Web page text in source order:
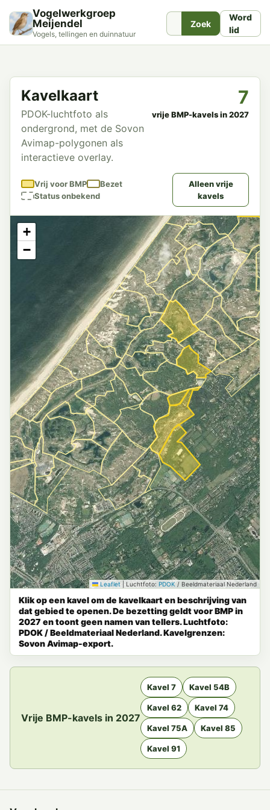
Vogelwerkgroep
Meijendel
Vogels, tellingen en duinnatuur
Zoek
Word
lid
Kavelkaart
PDOK-luchtfoto als
ondergrond, met de Sovon
Avimap-polygonen als
interactieve overlay.
7
vrije BMP-kavels in 2027
Vrij voor BMP
Bezet
Status onbekend
Alleen vrije
kavels
+
−
Leaflet Luchtfoto: PDOK / Beeldmateriaal Nederland
Klik op een kavel om de kavelkaart en beschrijving van
dat gebied te openen. De bezetting geldt voor BMP in
2027 en toont geen namen van tellers. Luchtfoto:
PDOK / Beeldmateriaal Nederland. Kavelgrenzen:
Sovon Avimap-export.
Vrije BMP-kavels in 2027
Kavel 7 Kavel 54B
Kavel 62 Kavel 74
Kavel 75A Kavel 85
Kavel 91